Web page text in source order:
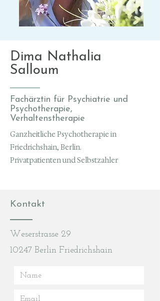
Dima Nathalia
Salloum
Fachärztin für Psychiatrie und
Psychotherapie,
Verhaltenstherapie
Ganzheitliche Psychotherapie in
Friedrichshain, Berlin.
Privatpatienten und Selbstzahler
Kontakt
Weserstrasse 29
10247 Berlin Friedrichshain